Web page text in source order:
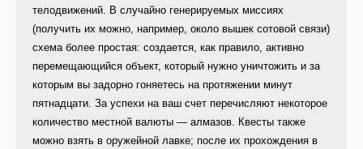
телодвижений. В случайно генерируемых миссиях
(получить их можно, например, около вышек сотовой связи)
схема более простая: создается, как правило, активно
перемещающийся объект, который нужно уничтожить и за
которым вы задорно гоняетесь на протяжении минут
пятнадцати. За успехи на ваш счет перечисляют некоторое
количество местной валюты — алмазов. Квесты также
можно взять в оружейной лавке; после их прохождения в